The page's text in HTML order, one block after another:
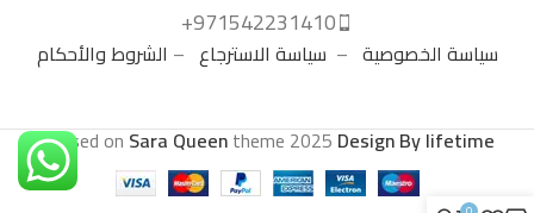
971542231410+
سياسة الخصوصية – سياسة الاسترجاع – الشروط والأحكام
Based onSara Queentheme2025Design By lifetime
.